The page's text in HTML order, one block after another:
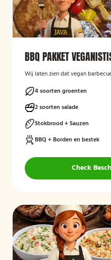
BBQ PAKKET
Wij laten zien dat vegan
4 soorten groenten
2 soorten salade
Stokbrood + Sauzen
BBQ + Borden en bestek
Check